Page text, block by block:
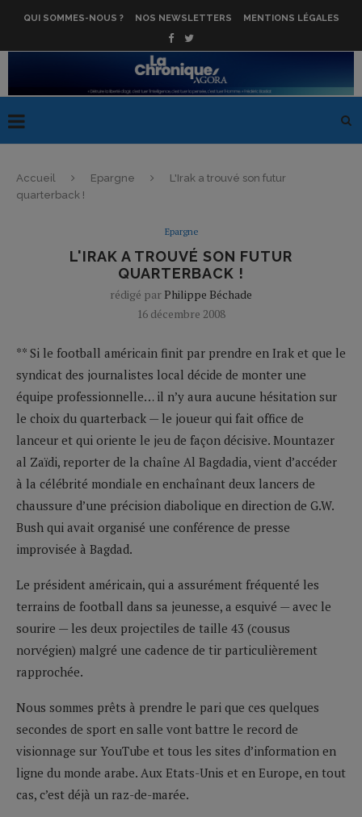
QUI SOMMES-NOUS ? NOS NEWSLETTERS MENTIONS LÉGALES
Accueil Epargne
L'Irak a trouvé son futur
quarterback !
Epargne
L'IRAK A TROUVÉ SON FUTUR
QUARTERBACK !
rédigé par Philippe Béchade
16 décembre 2008
** Si le football américain finit par prendre en Irak et que le
syndicat des journalistes local décide de monter une
équipe professionnelle… il n’y aura aucune hésitation sur
le choix du quarterback — le joueur qui fait office de
lanceur et qui oriente le jeu de façon décisive. Mountazer
al Zaïdi, reporter de la chaîne Al Bagdadia, vient d’accéder
à la célébrité mondiale en enchaînant deux lancers de
chaussure d’une précision diabolique en direction de G.W.
Bush qui avait organisé une conférence de presse
improvisée à Bagdad.
Le président américain, qui a assurément fréquenté les
terrains de football dans sa jeunesse, a esquivé — avec le
sourire — les deux projectiles de taille 43 (cousus
norvégien) malgré une cadence de tir particulièrement
rapprochée.
Nous sommes prêts à prendre le pari que ces quelques
secondes de sport en salle vont battre le record de
visionnage sur YouTube et tous les sites d’information en
ligne du monde arabe. Aux Etats-Unis et en Europe, en tout
cas, c’est déjà un raz-de-marée.